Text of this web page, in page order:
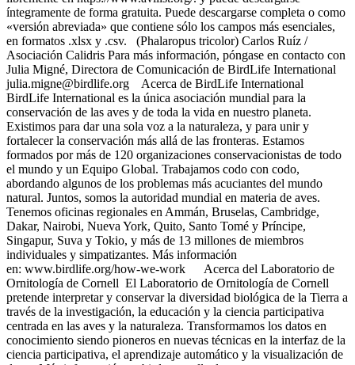
íntegramente de forma gratuita. Puede descargarse completa o como
«versión abreviada» que contiene sólo los campos más esenciales,
en formatos .xlsx y .csv. (Phalaropus tricolor) Carlos Ruíz /
Asociación Calidris Para más información, póngase en contacto con
Julia Migné, Directora de Comunicación de BirdLife International
julia.migne@birdlife.org Acerca de BirdLife International
BirdLife International es la única asociación mundial para la
conservación de las aves y de toda la vida en nuestro planeta.
Existimos para dar una sola voz a la naturaleza, y para unir y
fortalecer la conservación más allá de las fronteras. Estamos
formados por más de 120 organizaciones conservacionistas de todo
el mundo y un Equipo Global. Trabajamos codo con codo,
abordando algunos de los problemas más acuciantes del mundo
natural. Juntos, somos la autoridad mundial en materia de aves.
Tenemos oficinas regionales en Ammán, Bruselas, Cambridge,
Dakar, Nairobi, Nueva York, Quito, Santo Tomé y Príncipe,
Singapur, Suva y Tokio, y más de 13 millones de miembros
individuales y simpatizantes. Más información
en: www.birdlife.org/how-we-work Acerca del Laboratorio de
Ornitología de Cornell El Laboratorio de Ornitología de Cornell
pretende interpretar y conservar la diversidad biológica de la Tierra a
través de la investigación, la educación y la ciencia participativa
centrada en las aves y la naturaleza. Transformamos los datos en
conocimiento siendo pioneros en nuevas técnicas en la interfaz de la
ciencia participativa, el aprendizaje automático y la visualización de